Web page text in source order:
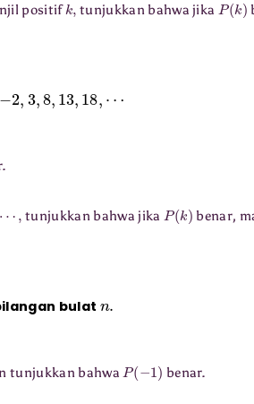
positif
tunjukkan bahwa jika
tunjukkan bahwa jika P(k ) benar,
bulat
tunjukkan bahwaP(− )
benar.